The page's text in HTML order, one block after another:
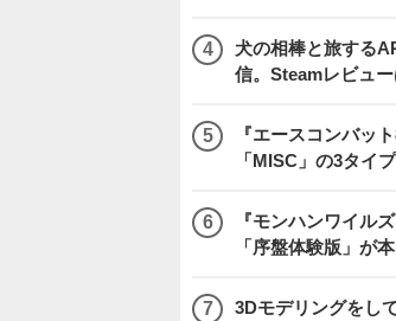
犬の相棒と旅する
信。Steamレビュー
『エースコンバッ
「MISC」の3タイ
『モンハンワイル
「序盤体験版」が
3Dモデリングをし